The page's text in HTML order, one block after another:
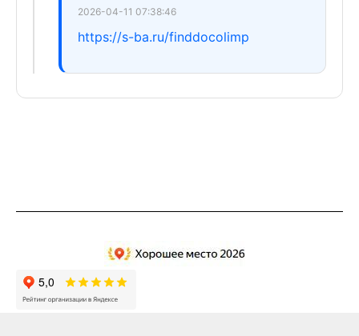
2026-04-11 07:38:46
https://s-ba.ru/finddocolimp